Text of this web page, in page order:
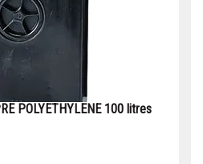
POLYETHYLENE 100 litres